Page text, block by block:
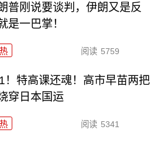
普刚说要谈判，伊朗又是反
是一巴掌！
阅读 5759
！特高课还魂！高市早苗两把
穿日本国运
阅读 5341